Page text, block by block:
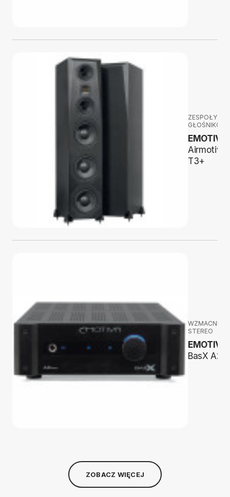
ZESPOŁY
EMOTIVA
Airmotiv
T3+
STEREO
EMOTIVA
BasX A2m
ZOBACZ WIĘCEJ